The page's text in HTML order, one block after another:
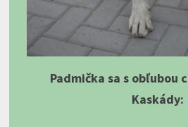
Padmička sa s obľubou
Kaskády: